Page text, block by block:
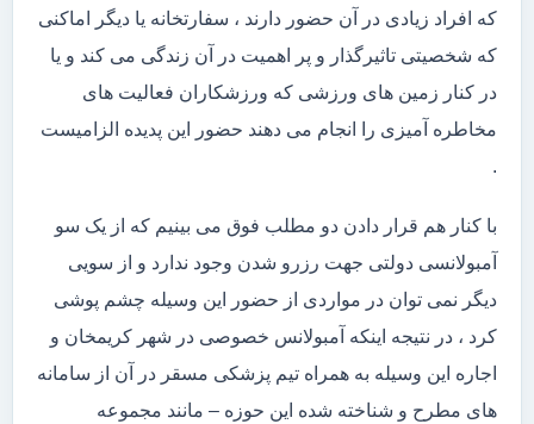
که افراد زیادی در آن حضور دارند ، سفارتخانه یا دیگر اماکنی
که شخصیتی تاثیرگذار و پر اهمیت در آن زندگی می کند و یا
در کنار زمین های ورزشی که ورزشکاران فعالیت های
مخاطره آمیزی را انجام می دهند حضور این پدیده الزامیست
.
با کنار هم قرار دادن دو مطلب فوق می بینیم که از یک سو
آمبولانسی دولتی جهت رزرو شدن وجود ندارد و از سویی
دیگر نمی توان در مواردی از حضور این وسیله چشم پوشی
کرد ، در نتیجه اینکه آمبولانس خصوصی در شهر کریمخان و
اجاره این وسیله به همراه تیم پزشکی مسقر در آن از سامانه
های مطرح و شناخته شده این حوزه – مانند مجموعه